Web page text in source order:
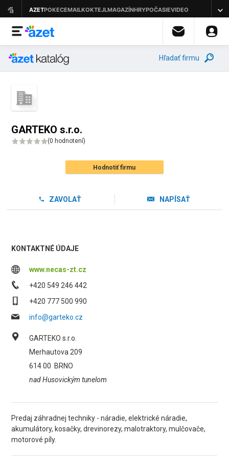
Hľadať firmu
GARTEKO s.r.o.
(0 hodnotení)
Hodnotiť firmu
ZAVOLAŤ NAPÍSAŤ
KONTAKTNÉ ÚDAJE
www.necas-zt.cz
+420 549 246 442
+420 777 500 990
info@garteko.cz
GARTEKO s.r.o.
Merhautova 209
614 00 BRNO
nad Husovickým tunelom
Predaj záhradnej techniky - náradie, elektrické náradie,
akumulátory, kosačky, drevinorezy, malotraktory, mulčovače,
motorové píly.